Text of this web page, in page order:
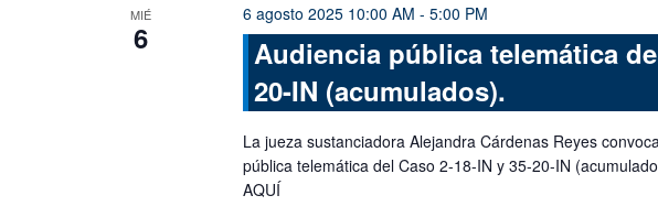
MIÉ
6
6 agosto 2025 10:00 AM - 5:00 PM
Audiencia pública telemática
20-IN (acumulados).
La jueza sustanciadora Alejandra Cárdenas Reyes
pública telemática del Caso 2-18-IN y 35-20-IN
AQUÍ